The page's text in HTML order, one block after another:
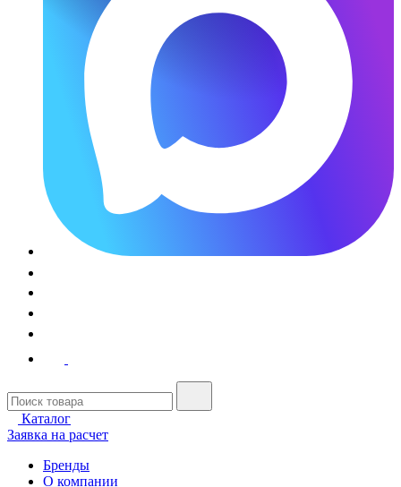
Каталог
Заявка на расчет
Бренды
О компании